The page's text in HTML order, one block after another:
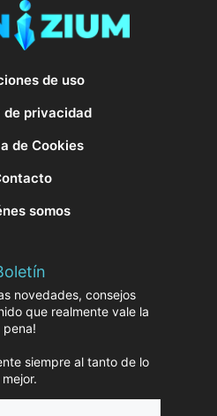
de uso
de privacidad
de Cookies
somos
novedades, consejos
que realmente vale la
pena!
siempre al tanto de lo
mejor.